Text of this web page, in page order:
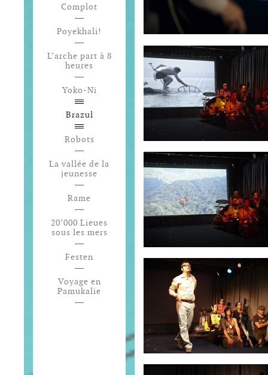
Complot
Poyekhali!
L’arche part à 8
heures
Yoko-Ni
Brazul
Robots
La vallée de la
jeunesse
Rame
20’000 Lieues
sous les mers
Festen
Voyage en
Pamukalie